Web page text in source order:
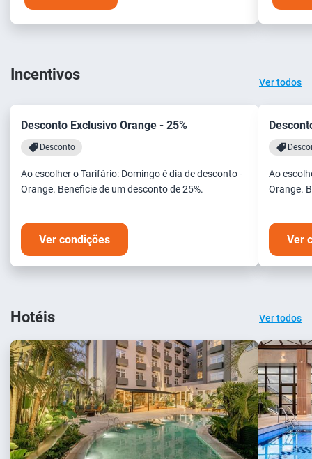
Incentivos Ver todos
Desconto Exclusivo Orange - 25%
Desconto
Ao escolher o Tarifário: Domingo é dia de desconto -
Orange. Beneficie de um desconto de 25%.
Ver condições
Ao
Orange.
Ver
Hotéis Ver todos